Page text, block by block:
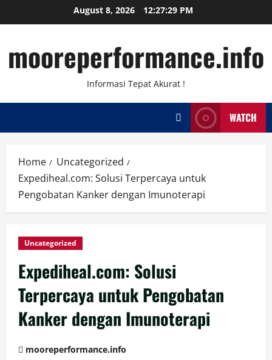
to
August 8, 2026 12:27:29 PM
mooreperformance.info
Informasi Tepat Akurat !
WATCH
Home
Uncategorized
Expediheal.com: Solusi Terpercaya untuk
Pengobatan Kanker dengan Imunoterapi
Uncategorized
Expediheal.com: Solusi
Terpercaya untuk Pengobatan
Kanker dengan Imunoterapi
mooreperformance.info